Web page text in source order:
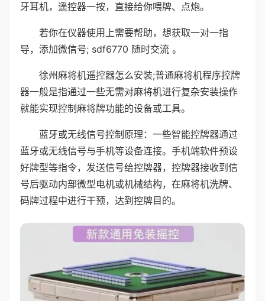
牙耳机，遥控器一按，直接给你喂牌、点炮。
若你在仪器使用上需要帮助，想获取一对一指
导，添加微信号; sdf6770 随时交流 。
徐州麻将机遥控器怎么安装;普通麻将机程序控牌
器一般是指通过一些无需对麻将机进行复杂安装操作
就能实现控制麻将牌功能的设备或工具。
蓝牙或无线信号控制原理：一些智能控牌器通过
蓝牙或无线信号与手机等设备连接。手机端软件预设
好牌型等指令，发送信号给控牌器，控牌器接收到信
号后驱动内部微型电机或机械结构，在麻将机洗牌、
码牌过程中进行干预，达到控牌目的。